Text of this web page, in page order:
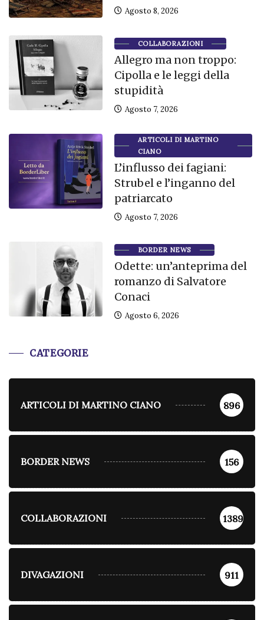
Agosto 8, 2026
COLLABORAZIONI
Allegro ma non troppo:
Cipolla e le leggi della
stupidità
Agosto 7, 2026
ARTICOLI DI MARTINO
CIANO
L’influsso dei fagiani:
Strubel e l’inganno del
patriarcato
Agosto 7, 2026
BORDER NEWS
Odette: un’anteprima del
romanzo di Salvatore
Conaci
Agosto 6, 2026
CATEGORIE
ARTICOLI DI MARTINO CIANO 896
BORDER NEWS 156
COLLABORAZIONI 1389
DIVAGAZIONI 911